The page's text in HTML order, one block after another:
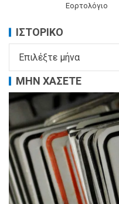
Εορτολόγιο
ΙΣΤΟΡΙΚΌ
ΜΗΝ ΧΑΣΕΤΕ